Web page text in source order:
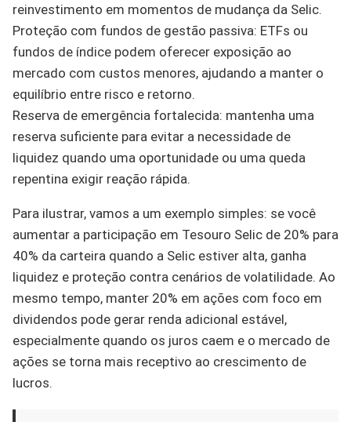
reinvestimento em momentos de mudança da Selic.
Proteção com fundos de gestão passiva: ETFs ou
fundos de índice podem oferecer exposição ao
mercado com custos menores, ajudando a manter o
equilíbrio entre risco e retorno.
Reserva de emergência fortalecida: mantenha uma
reserva suficiente para evitar a necessidade de
liquidez quando uma oportunidade ou uma queda
repentina exigir reação rápida.
Para ilustrar, vamos a um exemplo simples: se você
aumentar a participação em Tesouro Selic de 20% para
40% da carteira quando a Selic estiver alta, ganha
liquidez e proteção contra cenários de volatilidade. Ao
mesmo tempo, manter 20% em ações com foco em
dividendos pode gerar renda adicional estável,
especialmente quando os juros caem e o mercado de
ações se torna mais receptivo ao crescimento de
lucros.